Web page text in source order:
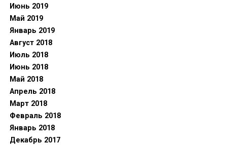
Июнь 2019
Май 2019
Январь 2019
Август 2018
Июль 2018
Июнь 2018
Май 2018
Апрель 2018
Март 2018
Февраль 2018
Январь 2018
Декабрь 2017